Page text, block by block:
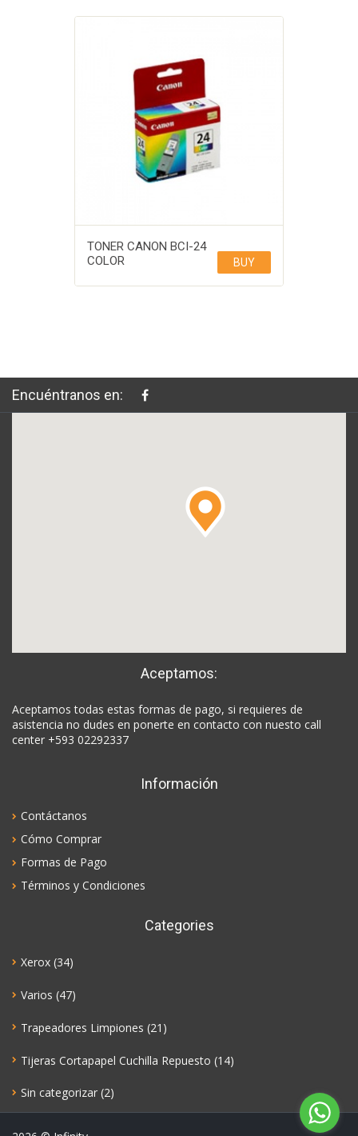
TONER CANON BCI-24
COLOR
BUY
Encuéntranos en:
Aceptamos:
Aceptamos todas estas formas de pago, si requieres de
asistencia no dudes en ponerte en contacto con nuesto call
center +593 02292337
Información
Contáctanos
Cómo Comprar
Formas de Pago
Términos y Condiciones
Categories
Xerox (34)
Varios (47)
Trapeadores Limpiones (21)
Tijeras Cortapapel Cuchilla Repuesto (14)
Sin categorizar (2)